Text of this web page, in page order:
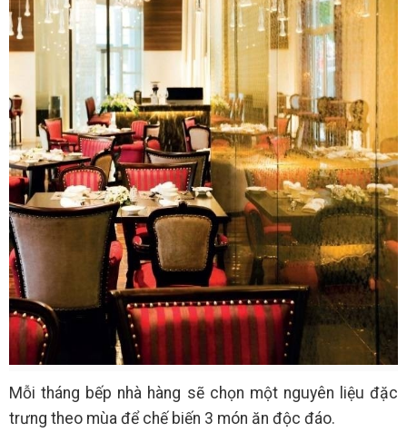
Mỗi tháng bếp nhà hàng sẽ chọn một nguyên liệu đặc
trưng theo mùa để chế biến 3 món ăn độc đáo.